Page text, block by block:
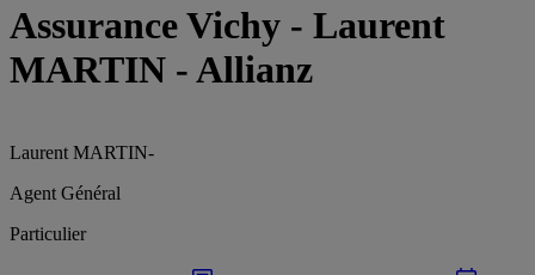
Assurance Vichy - Laurent
MARTIN - Allianz
Laurent MARTIN-
Agent Général
Particulier